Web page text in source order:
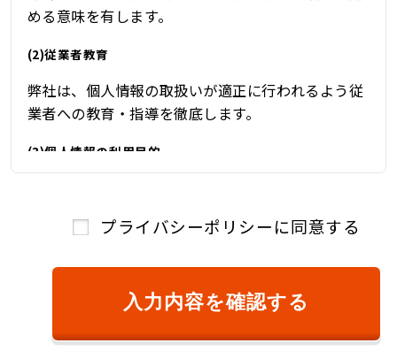
める意味を有します。
(2)従業者教育
弊社は、個人情報の取扱いが適正に行われるよう従
業者への教育・指導を徹底します。
(3)個人情報の利用目的
で、適法かつ公正に利用し、その他の目的に利用す
①ご本人様確認のため
②商品またはサービスのご提供およびその対
価のご請求のため
プライバシーポリシーに同意する
入力内容を確認する